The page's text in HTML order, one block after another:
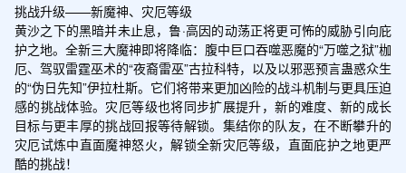
挑战升级——新魔神、灾厄等级
黄沙之下的黑暗并未止息，鲁·高因的动荡正将更可怖的威胁引向庇
护之地。全新三大魔神即将降临：腹中巨口吞噬恶魔的“万噬之狱”枷
厄、驾驭雷霆巫术的“夜裔雷巫”古拉科特，以及以邪恶预言蛊惑众生
的“伪日先知”伊拉杜斯。它们将带来更加凶险的战斗机制与更具压迫
感的挑战体验。灾厄等级也将同步扩展提升，新的难度、新的成长
目标与更丰厚的挑战回报等待解锁。集结你的队友，在不断攀升的
灾厄试炼中直面魔神怒火，解锁全新灾厄等级，直面庇护之地更严
酷的挑战！